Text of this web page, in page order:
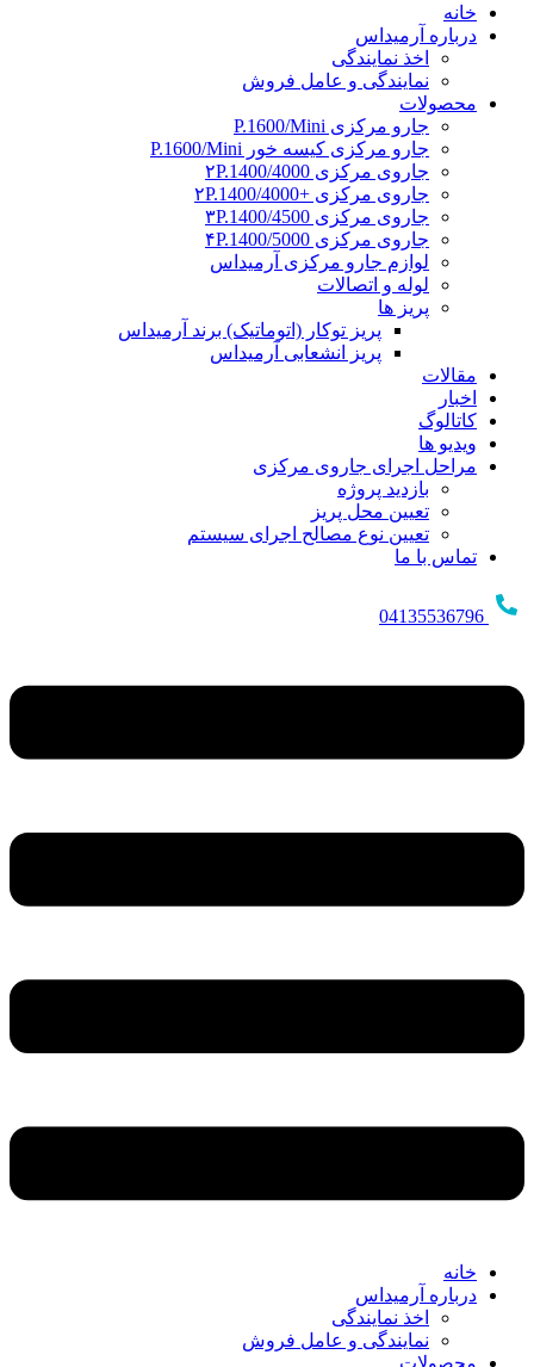
خانه
درباره آرمیداس
اخذ نمایندگی
نمایندگی و عامل فروش
محصولات
جارو مرکزی P.1600/Mini
جارو مرکزی کیسه خور P.1600/Mini
جاروی مرکزی ۲P.1400/4000
جاروی مرکزی +۲P.1400/4000
جاروی مرکزی ۳P.1400/4500
جاروی مرکزی ۴P.1400/5000
لوازم جارو مرکزی آرمیداس
لوله و اتصالات
پریز ها
پریز توکار (اتوماتیک) برند آرمیداس
پریز انشعابی آرمیداس
مقالات
اخبار
کاتالوگ
ویدیو ها
مراحل اجرای جاروی مرکزی
بازدید پروژه
تعیین محل پریز
تعیین نوع مصالح اجرای سیستم
تماس با ما
04135536796
خانه
درباره آرمیداس
اخذ نمایندگی
نمایندگی و عامل فروش